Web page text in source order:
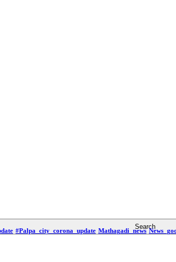
#Palpa_city_corona_update Mathagadi_news